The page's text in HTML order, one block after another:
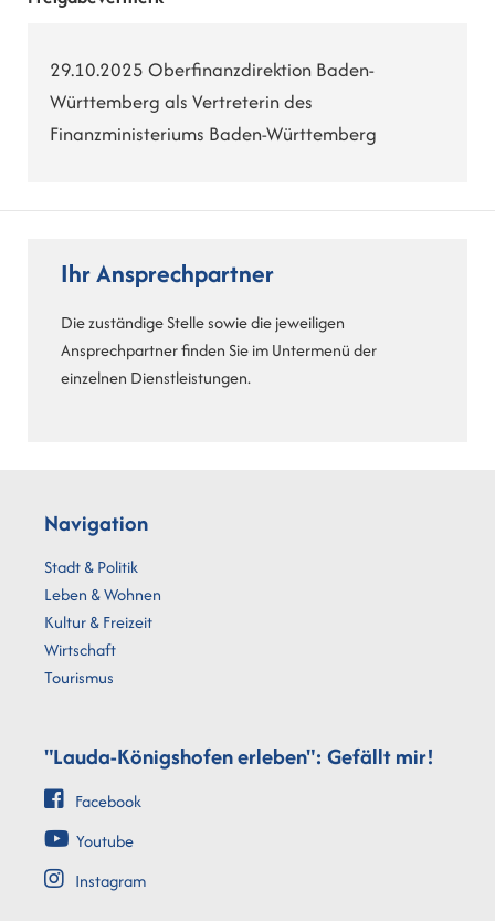
29.10.2025 Oberfinanzdirektion Baden-
Württemberg als Vertreterin des
Finanzministeriums Baden-Württemberg
Ihr Ansprechpartner
Die zuständige Stelle sowie die jeweiligen
Ansprechpartner finden Sie im Untermenü der
einzelnen Dienstleistungen.
Navigation
Stadt & Politik
Leben & Wohnen
Kultur & Freizeit
Wirtschaft
Tourismus
"Lauda-Königshofen erleben": Gefällt mir!
Facebook
Youtube
Instagram